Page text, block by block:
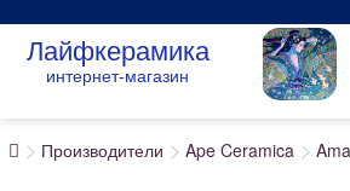
Лайфкерамика
интернет-магазин
Производители Ape Ceramica Ama